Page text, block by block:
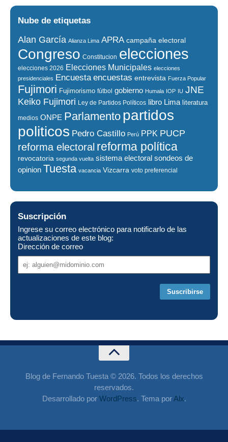
Nube de etiquetas
Alan García Alianza Lima APRA campaña electoral
Congreso Constitucion elecciones
elecciones 2026 Elecciones Municipales elecciones
presidenciales Encuesta encuestas entrevista Fuerza Popular
Fujimori Fujimorismo fútbol gobierno Humala IOP IU JNE
Keiko Fujimori Ley de Partidos Políticos libro Lima literatura
medios ONPE Parlamento partidos
politicos Pedro Castillo Perú PPK PUCP
reforma electoral reforma política
revocatoria segunda vuelta sistema electoral sondeos de
opinion Tuesta vacancia Vizcarra voto preferencial
Suscripción
Ingrese su correo electrónico para notificarlo de las
actualizaciones de este blog:
Dirección de correo
Dirección
de
Blog de Fernando Tuesta © 2026. Todos los derechos
reservados.
Desarrollado por WordPress. Tema porAlx.